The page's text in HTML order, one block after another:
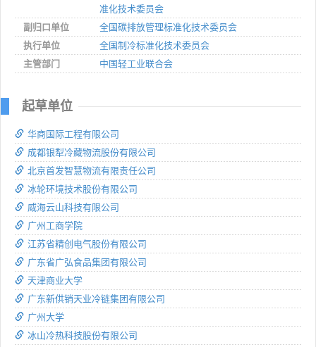
准化技术委员会
副归口单位
全国碳排放管理标准化技术委员会
执行单位
全国制冷标准化技术委员会
主管部门
中国轻工业联合会
起草单位
华商国际工程有限公司
成都银犁冷藏物流股份有限公司
北京首发智慧物流有限责任公司
冰轮环境技术股份有限公司
威海云山科技有限公司
广州工商学院
江苏省精创电气股份有限公司
广东省广弘食品集团有限公司
天津商业大学
广东新供销天业冷链集团有限公司
广州大学
冰山冷热科技股份有限公司